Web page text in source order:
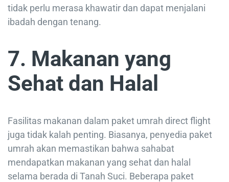
tidak perlu merasa khawatir dan dapat menjalani
ibadah dengan tenang.
7. Makanan yang
Sehat dan Halal
Fasilitas makanan dalam paket umrah direct flight
juga tidak kalah penting. Biasanya, penyedia paket
umrah akan memastikan bahwa sahabat
mendapatkan makanan yang sehat dan halal
selama berada di Tanah Suci. Beberapa paket